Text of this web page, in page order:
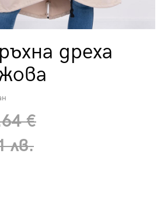
дреха
€
лв.